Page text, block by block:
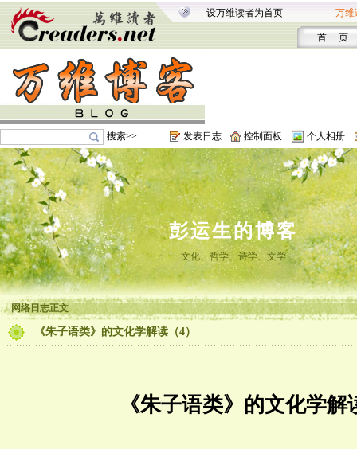
设万维读者为首页 万维
首 页
搜索>> 发表日志 控制面板 个人相册
彭运生的博客
文化、哲学、诗学、文学
网络日志正文
《朱子语类》的文化学解读（4）
《朱子语类》的文化学解